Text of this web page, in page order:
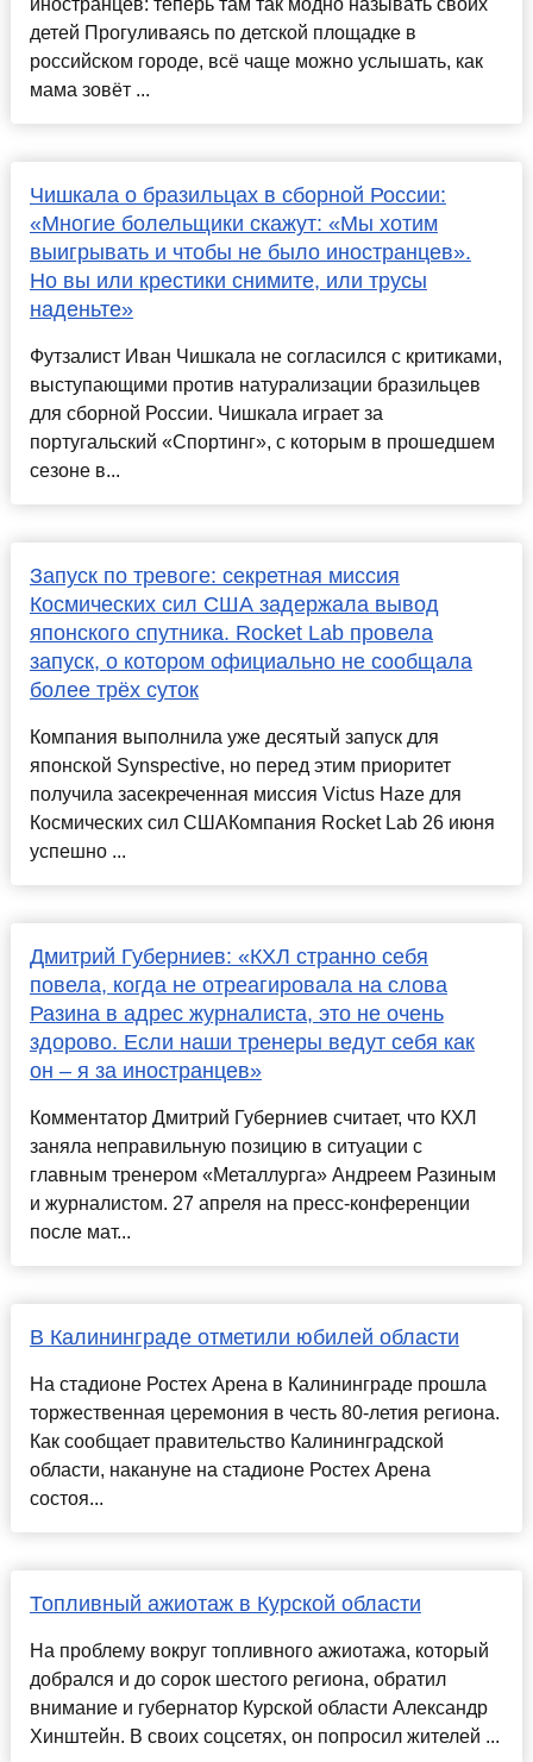
детей Прогуливаясь по детской площадке в
российском городе, всё чаще можно услышать, как
мама зовёт ...
Чишкала о бразильцах в сборной России:
«Многие болельщики скажут: «Мы хотим
выигрывать и чтобы не было иностранцев».
Но вы или крестики снимите, или трусы
наденьте»
Футзалист Иван Чишкала не согласился с критиками,
выступающими против натурализации бразильцев
для сборной России. Чишкала играет за
португальский «Спортинг», с которым в прошедшем
сезоне в...
Запуск по тревоге: секретная миссия
Космических сил США задержала вывод
японского спутника. Rocket Lab провела
запуск, о котором официально не сообщала
более трёх суток
Компания выполнила уже десятый запуск для
японской Synspective, но перед этим приоритет
получила засекреченная миссия Victus Haze для
Космических сил СШАКомпания Rocket Lab 26 июня
успешно ...
Дмитрий Губерниев: «КХЛ странно себя
повела, когда не отреагировала на слова
Разина в адрес журналиста, это не очень
здорово. Если наши тренеры ведут себя как
он – я за иностранцев»
Комментатор Дмитрий Губерниев считает, что КХЛ
заняла неправильную позицию в ситуации с
главным тренером «Металлурга» Андреем Разиным
и журналистом. 27 апреля на пресс-конференции
после мат...
В Калининграде отметили юбилей области
На стадионе Ростех Арена в Калининграде прошла
торжественная церемония в честь 80-летия региона.
Как сообщает правительство Калининградской
области, накануне на стадионе Ростех Арена
состоя...
Топливный ажиотаж в Курской области
На проблему вокруг топливного ажиотажа, который
добрался и до сорок шестого региона, обратил
внимание и губернатор Курской области Александр
Хинштейн. В своих соцсетях, он попросил жителей ...